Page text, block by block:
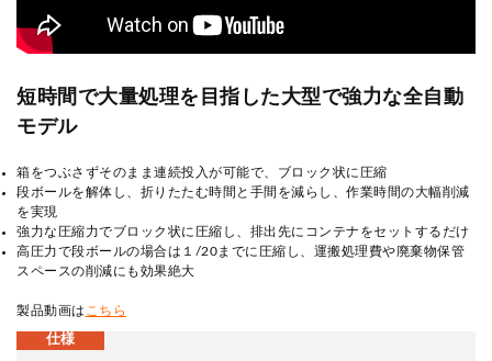
短時間で大量処理を目指した大型で強力な全自動
モデル
箱をつぶさずそのまま連続投入が可能で、ブロック状に圧縮
段ボールを解体し、折りたたむ時間と手間を減らし、作業時間の大幅削減
を実現
強力な圧縮力でブロック状に圧縮し、排出先にコンテナをセットするだけ
高圧力で段ボールの場合は１ /20までに圧縮し、運搬処理費や廃棄物保管
スペースの削減にも効果絶大
製品動画は こちら
仕様